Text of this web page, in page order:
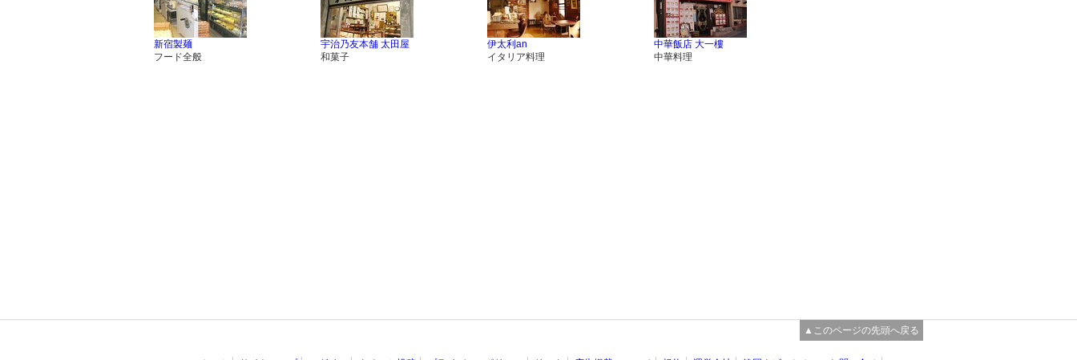
新宿製麺
フード全般
宇治乃友本舗 太田屋
和菓子
伊太利an
イタリア料理
中華飯店 大一樓
中華料理
▲このページの先頭へ戻る